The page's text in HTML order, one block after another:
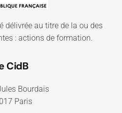
délivrée au titre de la ou des
: actions de formation.
CidB
Bourdais
Paris